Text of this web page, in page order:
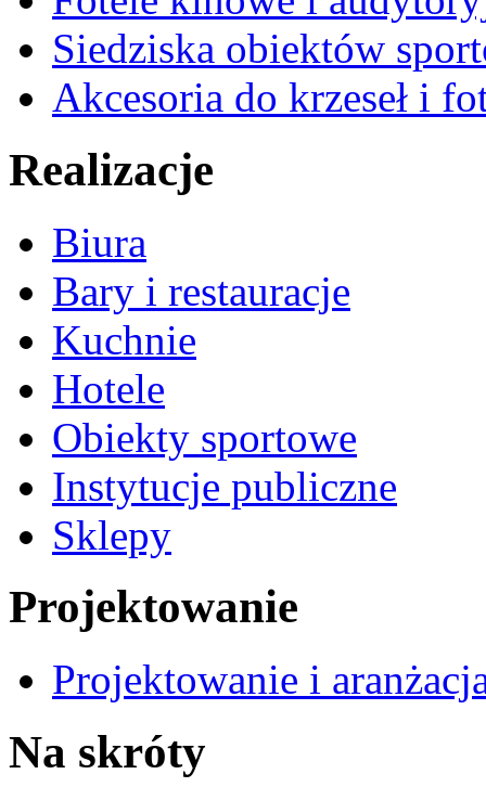
Siedziska obiektów
Akcesoria do krzeseł i
Realizacje
Biura
Bary i restauracje
Kuchnie
Hotele
Obiekty sportowe
Instytucje publiczne
Sklepy
Projektowanie
Projektowanie i
Na skróty